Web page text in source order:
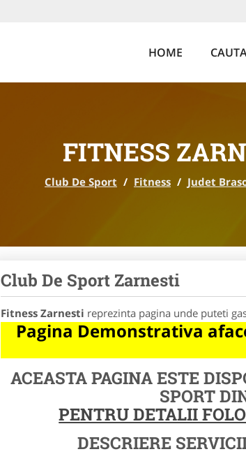
HOME
FITNESS
Club De Sport / Fitness / Judet
Club De Sport Zarnesti
Fitness Zarnesti reprezinta pagina unde puteti
Pagina Demonstrativa
ACEASTA PAGINA ESTE
SPORT
PENTRU DETALII
DESCRIERE